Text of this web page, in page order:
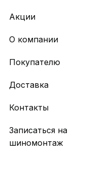
Акции
О компании
Покупателю
Доставка
Контакты
Записаться на
шиномонтаж